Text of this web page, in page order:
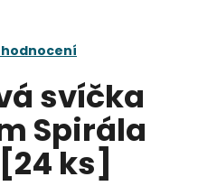
svíčka
Spirála
ks]